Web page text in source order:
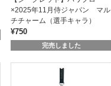
×2025年11月侍ジャパン マル
チチャーム（選手キャラ）
¥750
完売しました